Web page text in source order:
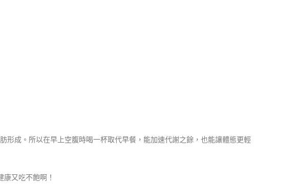
成。所以在早上空腹時喝一杯取代早餐，能加速代謝之餘，也能讓體態更輕
又吃不飽啊！